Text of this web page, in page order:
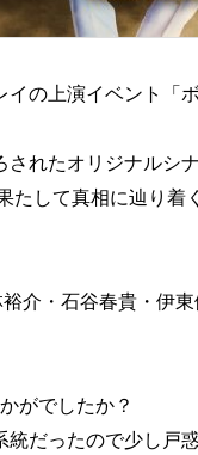
の上演イベント「
れたオリジナルシナ
たして真相に辿り
介・石谷春貴・伊
がでしたか？
だったので少し戸